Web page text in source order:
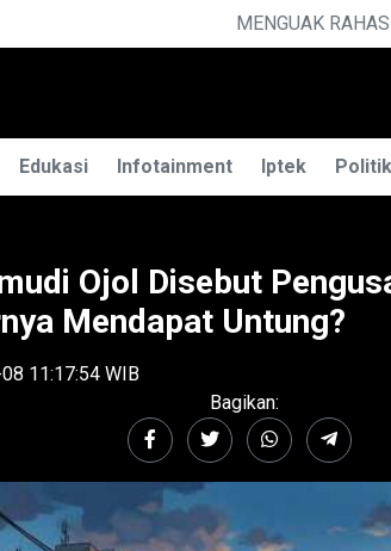
RAHASIA ILMU TELEPATI
Edukasi Infotainment Iptek Politik
Ojol Disebut
Mendapat Untung?
11:17:54 WIB
Bagikan: